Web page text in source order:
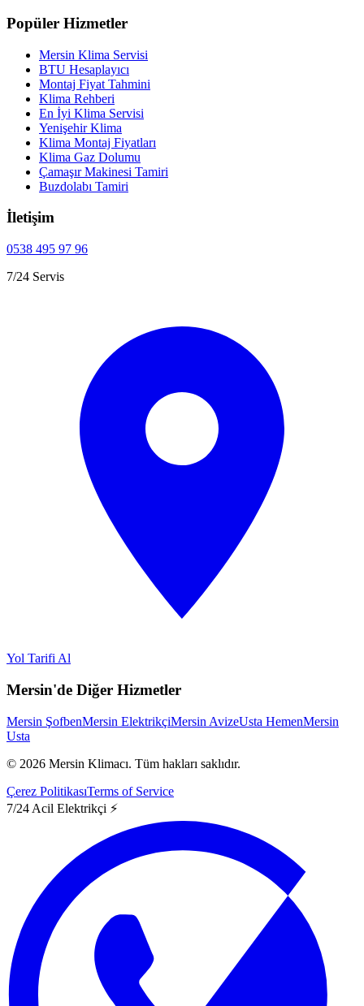
Popüler Hizmetler
Mersin Klima Servisi
BTU Hesaplayıcı
Montaj Fiyat Tahmini
Klima Rehberi
En İyi Klima Servisi
Yenişehir Klima
Klima Montaj Fiyatları
Klima Gaz Dolumu
Çamaşır Makinesi Tamiri
Buzdolabı Tamiri
İletişim
0538 495 97 96
7/24 Servis
Yol Tarifi Al
Mersin'de Diğer Hizmetler
Mersin ŞofbenMersin ElektrikçiMersin AvizeUsta HemenMersin
Usta
© 2026 Mersin Klimacı. Tüm hakları saklıdır.
Çerez PolitikasıTerms of Service
7/24 Acil Elektrikçi ⚡